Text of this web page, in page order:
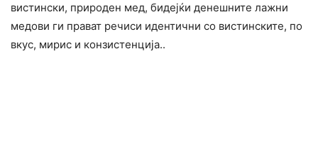
вистински, природен мед, бидејќи денешните лажни
медови ги прават речиси идентични со вистинските, по
вкус, мирис и конзистенција..